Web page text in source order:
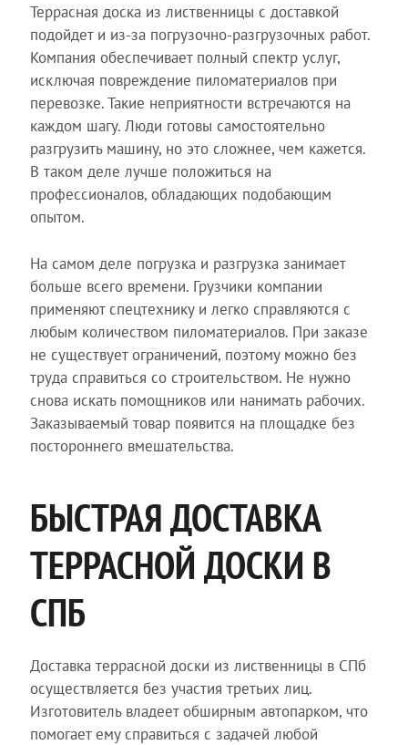
Террасная доска из лиственницы с доставкой
подойдет и из-за погрузочно-разгрузочных работ.
Компания обеспечивает полный спектр услуг,
исключая повреждение пиломатериалов при
перевозке. Такие неприятности встречаются на
каждом шагу. Люди готовы самостоятельно
разгрузить машину, но это сложнее, чем кажется.
В таком деле лучше положиться на
профессионалов, обладающих подобающим
опытом.
На самом деле погрузка и разгрузка занимает
больше всего времени. Грузчики компании
применяют спецтехнику и легко справляются с
любым количеством пиломатериалов. При заказе
не существует ограничений, поэтому можно без
труда справиться со строительством. Не нужно
снова искать помощников или нанимать рабочих.
Заказываемый товар появится на площадке без
постороннего вмешательства.
БЫСТРАЯ ДОСТАВКА
ТЕРРАСНОЙ ДОСКИ В
СПБ
Доставка террасной доски из лиственницы в СПб
осуществляется без участия третьих лиц.
Изготовитель владеет обширным автопарком, что
помогает ему справиться с задачей любой